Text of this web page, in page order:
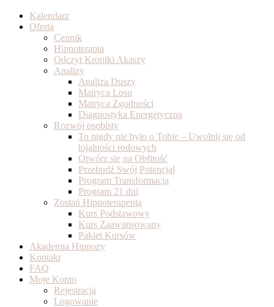
Kalendarz
Oferta
Cennik
Hipnoterapia
Odczyt Kroniki Akaszy
Analizy
Analiza Duszy
Matryca Losu
Matryca Zgodności
Diagnostyka Energetyczna
Rozwój osobisty
To nigdy nie było o Tobie – Uwolnij się od
lojalności rodowych
Otwórz się na Obfitość
Przebudź Swój Potencjał
Program Transformacja
Program 21 dni
Zostań Hipnoterapeutą
Kurs Podstawowy
Kurs Zaawansowany
Pakiet Kursów
Akademia Hipnozy
Kontakt
FAQ
Moje Konto
Rejestracja
Logowanie